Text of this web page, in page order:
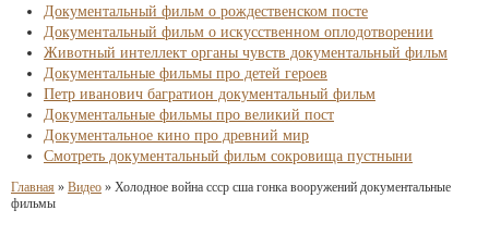
Документальный фильм о рождественском посте
Документальный фильм о искусственном оплодотворении
Животный интеллект органы чувств документальный фильм
Документальные фильмы про детей героев
Петр иванович багратион документальный фильм
Документальные фильмы про великий пост
Документальное кино про древний мир
Смотреть документальный фильм сокровища пустныни
Главная » Видео » Холодное война ссср сша гонка вооружений документальные
фильмы